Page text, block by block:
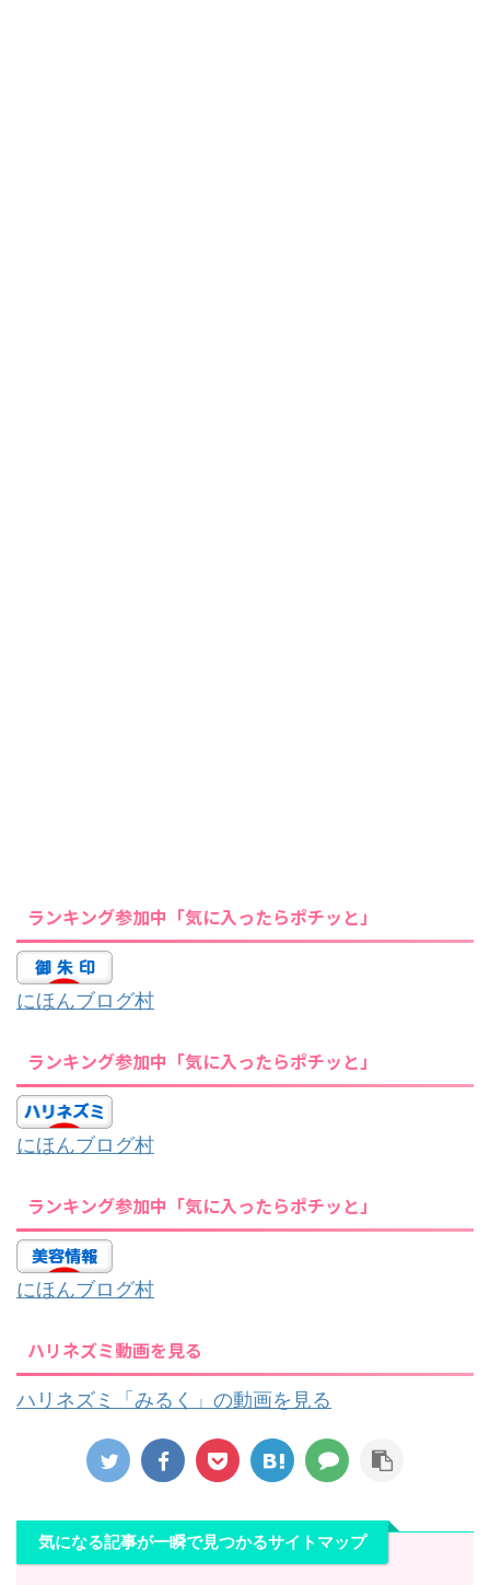
ランキング参加中「気に入ったらポチッと」
にほんブログ村
ランキング参加中「気に入ったらポチッと」
にほんブログ村
ランキング参加中「気に入ったらポチッと」
にほんブログ村
ハリネズミ動画を見る
ハリネズミ「みるく」の動画を見る
気になる記事が一瞬で見つかるサイトマップ